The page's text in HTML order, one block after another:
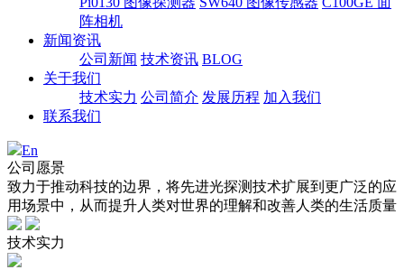
阵相机
新闻资讯
公司新闻 技术资讯 BLOG
关于我们
技术实力 公司简介 发展历程 加入我们
联系我们
En
公司愿景
致力于推动科技的边界，将先进光探测技术扩展到更广泛的应
用场景中，从而提升人类对世界的理解和改善人类的生活质量
技术实力